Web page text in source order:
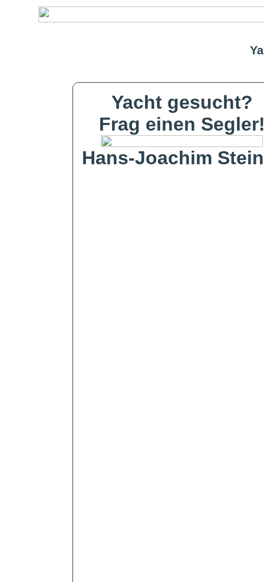
Yacht gesucht?
Frag einen
Hans-Joachim